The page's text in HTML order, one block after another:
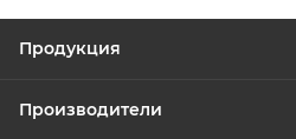
Продукция
Производители